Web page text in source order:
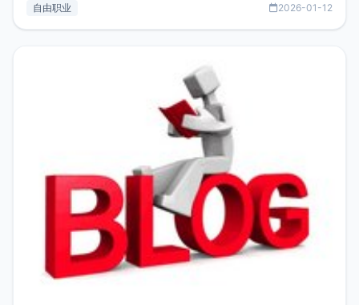
收入下降20%，但却过得很充实，2026年不求突破，但求保
自由职业 2026-01-12